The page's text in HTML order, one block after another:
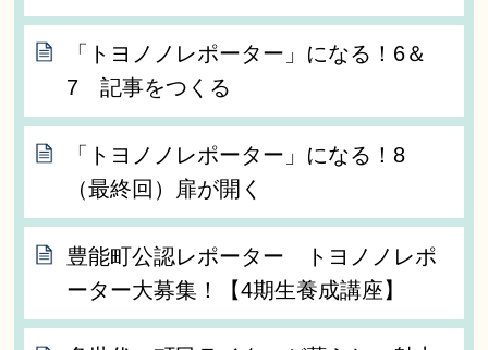
「トヨノノレポーター」になる！6＆
7 記事をつくる
「トヨノノレポーター」になる！8
（最終回）扉が開く
豊能町公認レポーター トヨノノレポ
ーター大募集！【4期生養成講座】